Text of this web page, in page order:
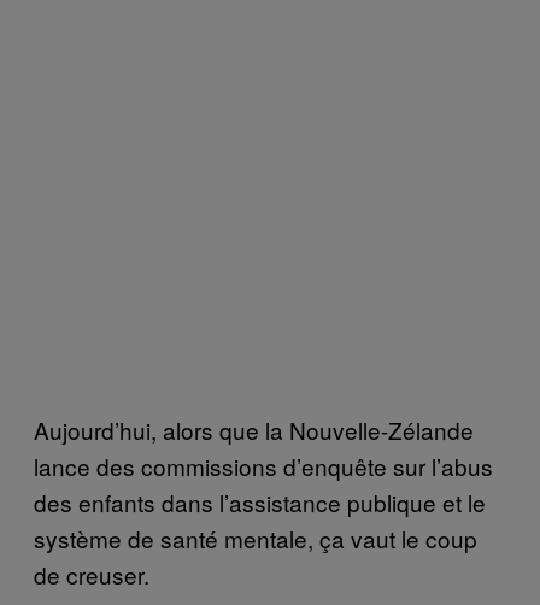
Aujourd’hui, alors que la Nouvelle-Zélande
lance des commissions d’enquête sur l’abus
des enfants dans l’assistance publique et le
système de santé mentale, ça vaut le coup
de creuser.